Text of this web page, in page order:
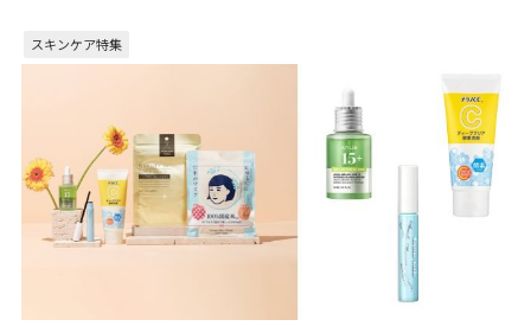
スキンケア特集